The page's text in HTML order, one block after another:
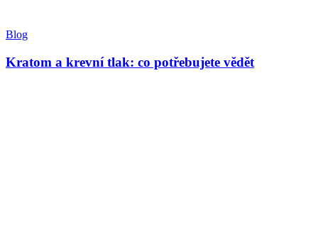
Blog
Kratom a krevní tlak: co potřebujete vědět